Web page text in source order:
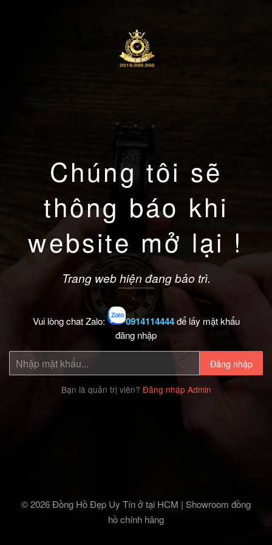
Chúng tôi sẽ
thông báo khi
website mở lại !
Trang web hiện đang bảo trì.
Vui lòng chat Zalo: 0914114444để lấy mật khẩu
đăng nhập
Đăng nhập
Bạn là quản trị viên? Đăng nhập Admin
© 2026 Đồng Hồ Đẹp Uy Tín ở tại HCM | Showroom đồng
hồ chính hãng‎